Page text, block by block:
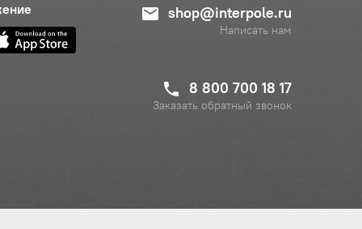
shop@interpole.ru
Написать нам
8 800 700 18 17
Заказать обратный звонок